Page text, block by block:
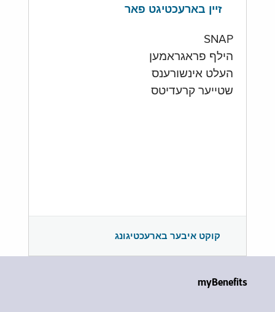
זיין בארעכטיגט פאר
SNAP
הילף פראגראמען
העלט אינשורענס
שטייער קרעדיטס
קוקט איבער בארעכטיגונג
myBenefits